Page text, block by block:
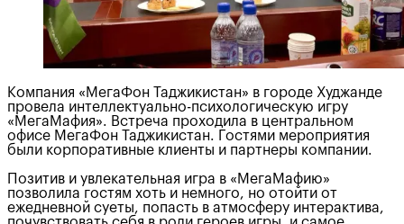
Компания «МегаФон Таджикистан» в городе Худжанде
провела интеллектуально-психологическую игру
«МегаМафия». Встреча проходила в центральном
офисе МегаФон Таджикистан. Гостями мероприятия
были корпоративные клиенты и партнеры компании.
Позитив и увлекательная игра в «МегаМафию»
позволила гостям хоть и немного, но отойти от
ежедневной суеты, попасть в атмосферу интерактива,